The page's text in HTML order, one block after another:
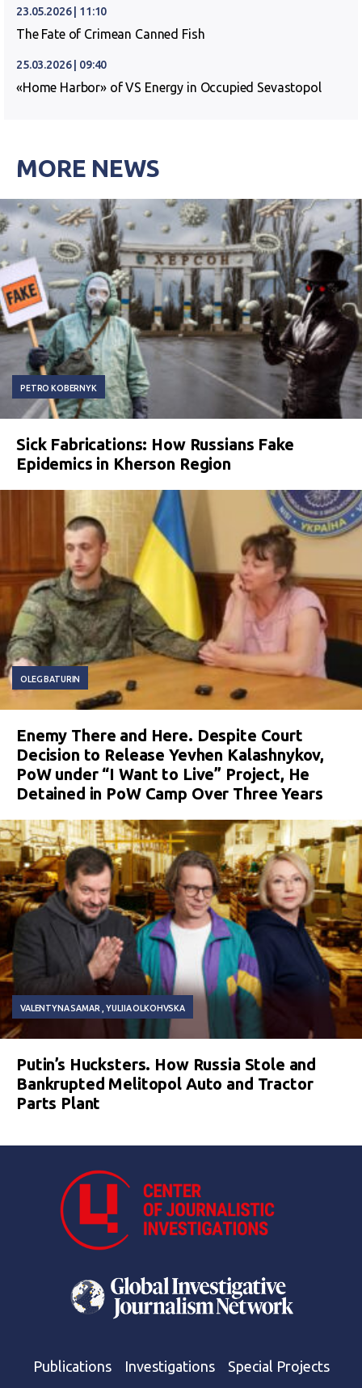
23.05.2026 | 11:10
The Fate of Crimean Canned Fish
25.03.2026 | 09:40
«Home Harbor» of VS Energy in Occupied Sevastopol
MORE NEWS
PETRO KOBERNYK
Sick Fabrications: How Russians Fake
Epidemics in Kherson Region
OLEG BATURIN
Enemy There and Here. Despite Court
Decision to Release Yevhen Kalashnykov,
PoW under “I Want to Live” Project, He
Detained in PoW Camp Over Three Years
VALENTYNA SAMAR YULIIA OLKOHVSKA
Putin’s Hucksters. How Russia Stole and
Bankrupted Melitopol Auto and Tractor
Parts Plant
Publications Investigations Special Projects